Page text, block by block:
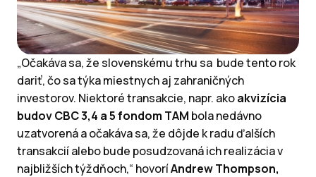
„Očakáva sa, že slovenskému trhu sa bude tento rok
dariť, čo sa týka miestnych aj zahraničných
investorov. Niektoré transakcie, napr. akoakvizícia
budov CBC 3,4 a 5 fondom TAM bola nedávno
uzatvorená a očakáva sa, že dôjde k radu ďalších
transakcií alebo bude posudzovaná ich realizácia v
najbližších týždňoch,“ hovoríAndrew Thompson,